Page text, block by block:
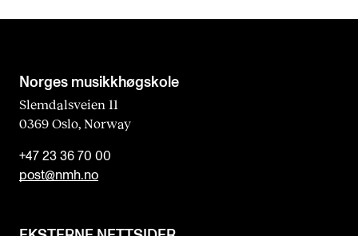
Norges musikk­høgskole
Slemdalsveien 11
0369 Oslo, Norway
+47 23 36 70 00
post@nmh.no